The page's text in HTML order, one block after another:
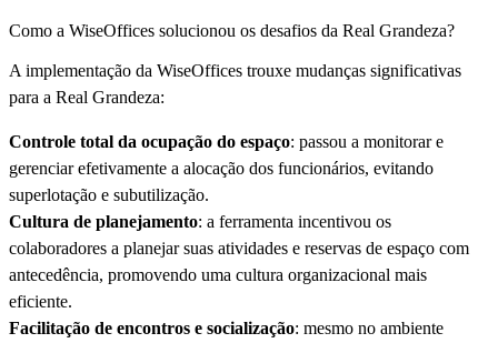
Como a WiseOffices solucionou os desafios da Real Grandeza?
A implementação da WiseOffices trouxe mudanças significativas
para a Real Grandeza:
Controle total da ocupação do espaço: passou a monitorar e
gerenciar efetivamente a alocação dos funcionários, evitando
superlotação e subutilização.
Cultura de planejamento: a ferramenta incentivou os
colaboradores a planejar suas atividades e reservas de espaço com
antecedência, promovendo uma cultura organizacional mais
eficiente.
Facilitação de encontros e socialização: mesmo no ambiente